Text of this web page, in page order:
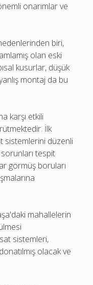
onarımlar ve
biri,
olan eski
kusurlar, düşük
montaj da bu
karşı etkili
İlk
sistemlerini düzenli
tespit
görmüş boruları
mahallelerin
sistemleri,
olacak ve